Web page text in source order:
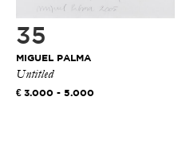
35
MIGUEL PALMA
Untitled
3.000 - 5.000